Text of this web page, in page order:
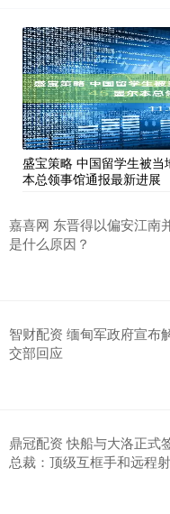
盛宝策略 中国留学生被
本总领事馆通报最新进展
嘉喜网 东晋得以偏安江南
是什么原因？
智财配资 缅甸军政府宣布
交部回应
鼎冠配资 快船与大洛正式
总裁：顶级互框手和远程